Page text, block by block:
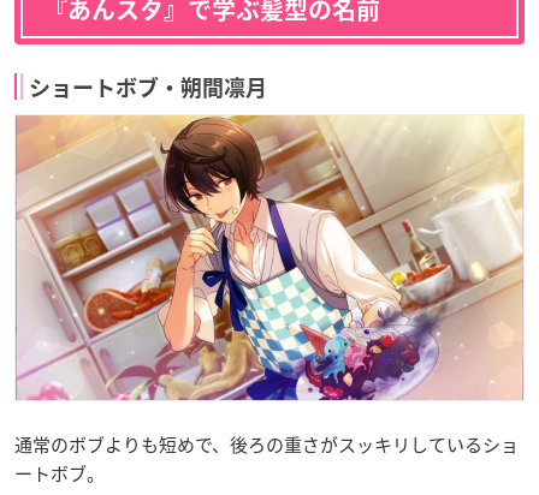
『あんスタ』で学ぶ髪型の名前
ショートボブ・朔間凛月
通常のボブよりも短めで、後ろの重さがスッキリしているショ
ートボブ。